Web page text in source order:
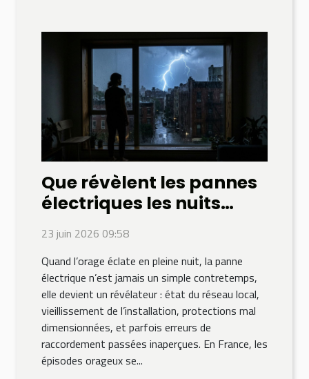
Que révèlent les pannes
électriques les nuits
d’orage ?
23 juin 2026 09:58
Quand l’orage éclate en pleine nuit, la panne
électrique n’est jamais un simple contretemps,
elle devient un révélateur : état du réseau local,
vieillissement de l’installation, protections mal
dimensionnées, et parfois erreurs de
raccordement passées inaperçues. En France, les
épisodes orageux se...